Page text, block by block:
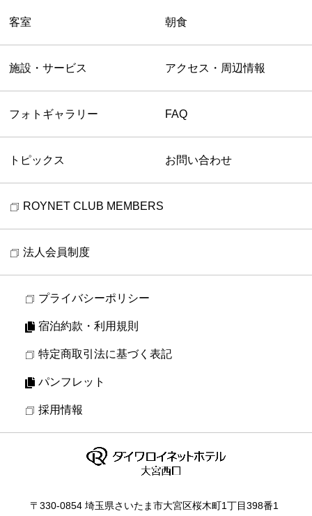
客室 朝食
施設・サービス アクセス・周辺情報
フォトギャラリー FAQ
トピックス お問い合わせ
ROYNET CLUB MEMBERS
法人会員制度
プライバシーポリシー
宿泊約款・利用規則
特定商取引法に基づく表記
パンフレット
採用情報
〒330-0854 埼玉県さいたま市大宮区桜木町1丁目398番1